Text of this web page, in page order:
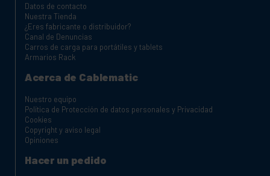
Datos de contacto
Nuestra Tienda
¿Eres fabricante o distribuidor?
Canal de Denuncias
Carros de carga para portátiles y tablets
Armarios Rack
Acerca de Cablematic
Nuestro equipo
Política de Protección de datos personales y Privacidad
Cookies
Copyright y aviso legal
Opiniones
Hacer un pedido